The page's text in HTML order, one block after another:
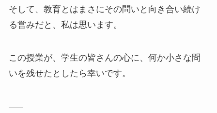
そして、教育とはまさにその問いと向き合い続け
る営みだと、私は思います。
この授業が、学生の皆さんの心に、何か小さな問
いを残せたとしたら幸いです。